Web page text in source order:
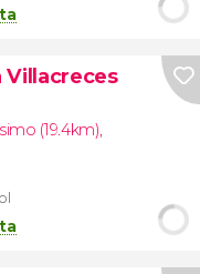
Villacreces
(19.4km),